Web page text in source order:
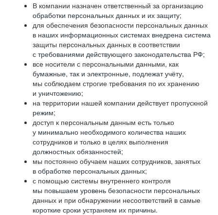
В компании назначен ответственный за организацию
обработки персональных данных и их защиту;
для обеспечения безопасности персональных данных
в наших информационных системах внедрена система
защиты персональных данных в соответствии
с требованиями действующего законодательства РФ;
все носители с персональными данными, как
бумажные, так и электронные, подлежат учёту,
мы соблюдаем строгие требования по их хранению
и уничтожению;
на территории нашей компании действует пропускной
режим;
доступ к персональным данным есть только
у минимально необходимого количества наших
сотрудников и только в целях выполнения
должностных обязанностей;
мы постоянно обучаем наших сотрудников, занятых
в обработке персональных данных;
с помощью системы внутреннего контроля
мы повышаем уровень безопасности персональных
данных и при обнаружении несоответствий в самые
короткие сроки устраняем их причины.